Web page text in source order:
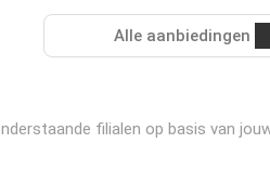
Alle aanbiedingen
filialen op basis van